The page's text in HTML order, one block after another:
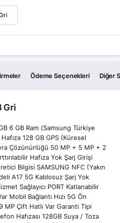
Ödeme Seçenekleri Diğer
Gri
6 GB Ram (Samsung Türkiye
128 GB GPS (Küresel
Çözünürlüğü 50 MP + 5 MP + 2
Hafıza Yok Şarj Girişi
Bilgisi SAMSUNG NFC (Yakın
A17 5G Kablosuz Şarj Yok
Sağlayıcı PORT Katlanabilir
Mobil Bağlantı Hızı 5G Ön
MP Çift Hatlı Var Garanti Tipi
Hafızası 128GB Suya / Toza